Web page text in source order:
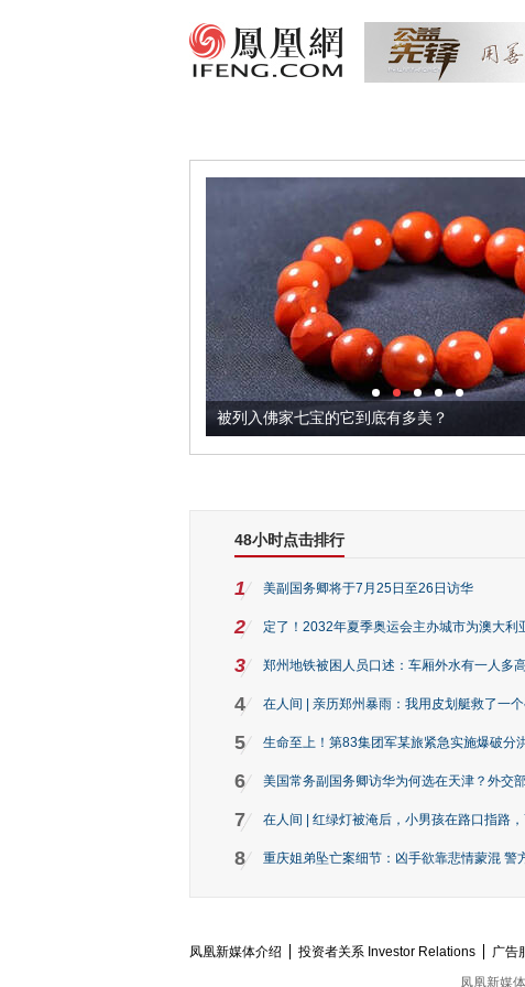
被列入佛家七宝的它到底有多美？
48小时点击排行
1 美副国务卿将于7月25日至26日访华
2 定了！2032年夏季奥运会主办城市为澳大利
3 郑州地铁被困人员口述：车厢外水有一人多
4 在人间 | 亲历郑州暴雨：我用皮划艇救了一
5 生命至上！第83集团军某旅紧急实施爆破分
6 美国常务副国务卿访华为何选在天津？外交
7 在人间 | 红绿灯被淹后，小男孩在路口指路
8 重庆姐弟坠亡案细节：凶手欲靠悲情蒙混 警
凤凰新媒体介绍 投资者关系 Investor Relations 广告
凤凰新媒体